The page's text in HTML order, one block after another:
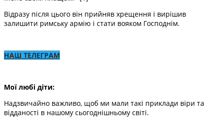
Відразу після цього він прийняв хрещення і вирішив
залишити римську армію і стати вояком Господнім.
НАШ ТЕЛЕГРАМ
Мої любі діти:
Надзвичайно важливо, щоб ми мали такі приклади віри та
відданості в нашому сьогоднішньому світі.